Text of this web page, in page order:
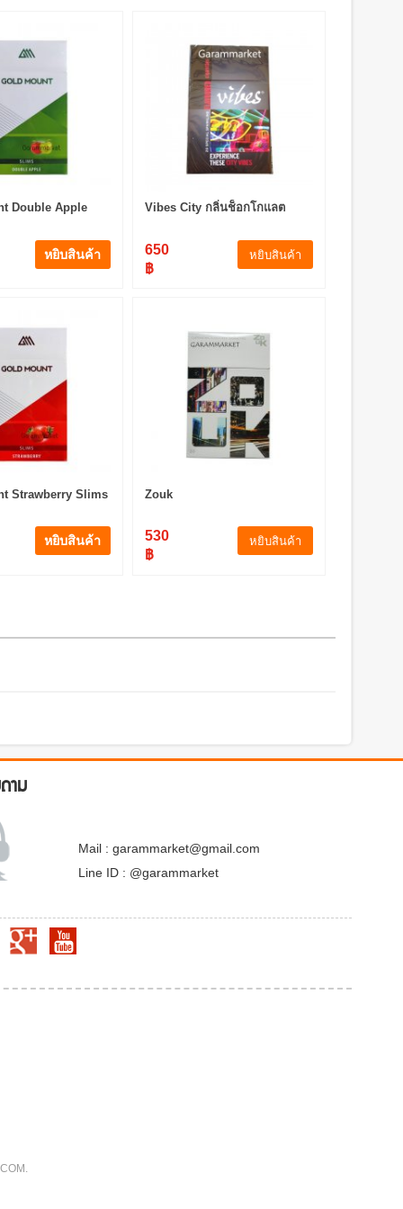
Double Apple
หยิบสินค้า
Vibes City กลิ่นช็อกโกแลต
650
฿
หยิบสินค้า
Strawberry Slims
หยิบสินค้า
Zouk
530
฿
หยิบสินค้า
าม
Mail : garammarket@gmail.com
Line ID : @garammarket